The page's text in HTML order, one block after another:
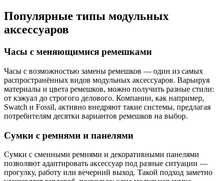
Популярные типы модульных
аксессуаров
Часы с меняющимися ремешками
Часы с возможностью замены ремешков — один из самых
распространённых видов модульных аксессуаров. Варьируя
материалы и цвета ремешков, можно получить разные стили:
от кэжуал до строгого делового. Компании, как например,
Swatch и Fossil, активно внедряют такие системы, предлагая
потребителям десятки вариантов ремешков на выбор.
Сумки с ремнями и панелями
Сумки с сменными ремнями и декоративными панелями
позволяют адаптировать аксессуар под разные ситуации —
прогулку, работу или вечерний выход. Такой подход заметно